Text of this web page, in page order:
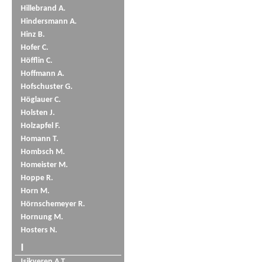
Hillebrand A.
Hindersmann A.
Hinz B.
Hofer C.
Höfflin C.
Hoffmann A.
Hofschuster G.
Höglauer C.
Holsten J.
Holzapfel F.
Homann T.
Hombsch M.
Homeister M.
Hoppe R.
Horn M.
Hörnschemeyer R.
Hornung M.
Hosters N.
I